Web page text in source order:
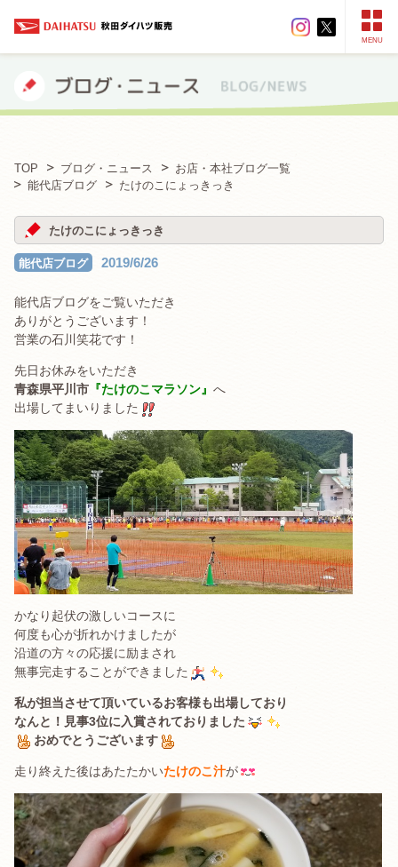
MENU
TOP ブログ・ニュース
お店・本社ブログ一覧
能代店ブログ
たけのこにょっきっき
たけのこにょっきっき
能代店ブログ 2019/6/26
能代店ブログをご覧いただき
ありがとうございます！
営業の石川笑花です！
先日お休みをいただき
青森県平川市 『たけのこマラソン』 へ
出場してまいりました
かなり起伏の激しいコースに
何度も心が折れかけましたが
沿道の方々の応援に励まされ
無事完走することができました
私が担当させて頂いているお客様も出場しており
なんと！見事3位に入賞されておりました
おめでとうございます
走り終えた後はあたたかいたけのこ汁が